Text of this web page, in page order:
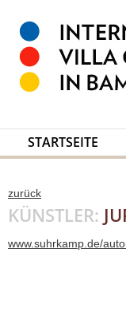
STARTSEITE
zurück
KÜNSTLER:
www.suhrkamp.de/